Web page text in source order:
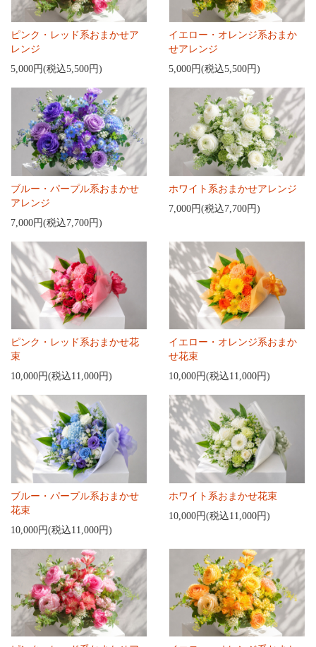
ピンク・レッド系おまかせア
レンジ
5,000円(税込5,500円)
イエロー・オレンジ系おまか
せアレンジ
5,000円(税込5,500円)
ブルー・パープル系おまかせ
アレンジ
7,000円(税込7,700円)
ホワイト系おまかせアレンジ
7,000円(税込7,700円)
ピンク・レッド系おまかせ花
束
10,000円(税込11,000円)
イエロー・オレンジ系おまか
せ花束
10,000円(税込11,000円)
ブルー・パープル系おまかせ
花束
10,000円(税込11,000円)
ホワイト系おまかせ花束
10,000円(税込11,000円)